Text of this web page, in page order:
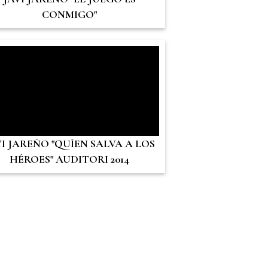
CONMIGO"
JAREÑO "QUÍEN SALVA A LOS
HÉROES" AUDITORI 2014